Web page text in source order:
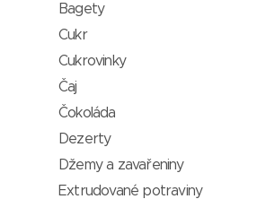
Bagety
Cukr
Cukrovinky
Čaj
Čokoláda
Dezerty
Džemy a zavařeniny
Extrudované potraviny